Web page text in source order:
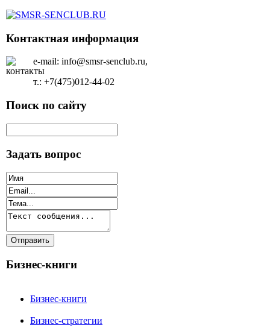
Контактная информация
e-mail: info@smsr-senclub.ru,
т.: +7(475)012-44-02
Поиск по сайту
Задать вопрос
Бизнес-книги
Бизнес-книги
Бизнес-стратегии